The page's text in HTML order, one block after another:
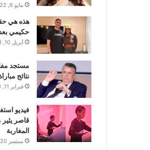
مايو 6, 2022
هذه هي
حكيمي
أبريل 10, 2023
مستجد
نتائج
فبراير 11, 2023
فيديو
قاصر
المغاربة
سبتمبر 20, 2020